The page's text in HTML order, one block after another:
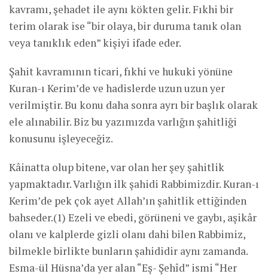
kavramı, şehadet ile aynı kökten gelir. Fıkhi bir
terim olarak ise “bir olaya, bir duruma tanık olan
veya tanıklık eden” kişiyi ifade eder.
Şahit kavramının ticari, fıkhi ve hukuki yönüne
Kuran-ı Kerim’de ve hadislerde uzun uzun yer
verilmiştir. Bu konu daha sonra ayrı bir başlık olarak
ele alınabilir. Biz bu yazımızda varlığın şahitliği
konusunu işleyeceğiz.
Kâinatta olup bitene, var olan her şey şahitlik
yapmaktadır. Varlığın ilk şahidi Rabbimizdir. Kuran-ı
Kerim’de pek çok ayet Allah’ın şahitlik ettiğinden
bahseder.(1) Ezeli ve ebedi, görüneni ve gaybı, aşikâr
olanı ve kalplerde gizli olanı dahi bilen Rabbimiz,
bilmekle birlikte bunların şahididir aynı zamanda.
Esma-ül Hüsna’da yer alan “Eş- Şehîd” ismi “Her